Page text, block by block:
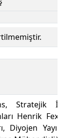
Stratejik İkna,
Henrik Fexeus,
Diyojen Yayınları